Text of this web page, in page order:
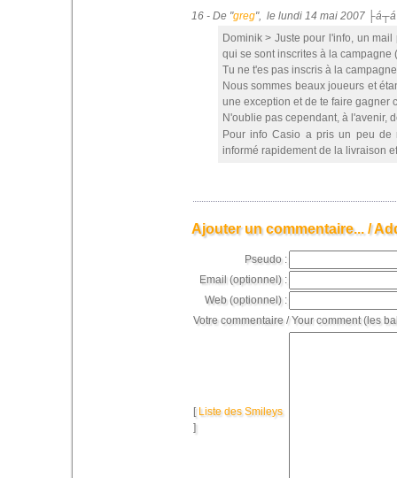
16 - De "greg", le lundi 14 mai 2007 ├á┬á
Dominik > Juste pour l'info, un
qui se sont inscrites à la
Tu ne t'es pas inscris à la
Nous sommes beaux joueurs et
une exception et de te faire gagner
N'oublie pas cependant, à l'avenir,
Pour info Casio a pris un peu de
informé rapidement de la livraison
Ajouter un commentaire... /
Pseudo :
Email (optionnel) :
Web (optionnel) :
Votre commentaire / Your comment (les
[ Liste des Smileys
]